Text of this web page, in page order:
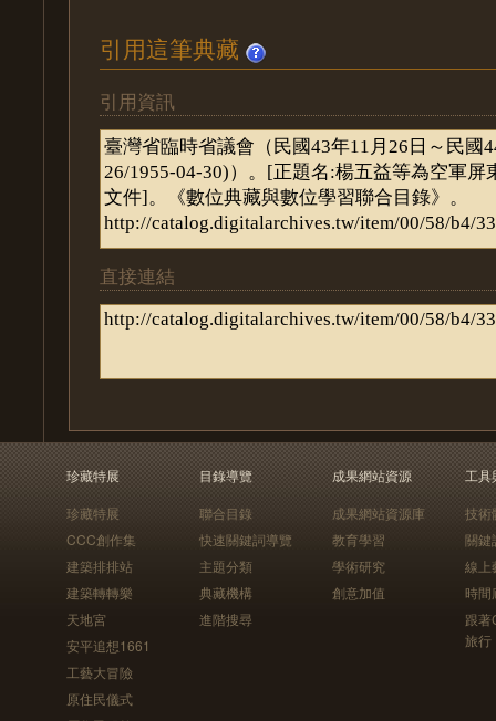
引用這筆典藏
引用資訊
直接連結
珍藏特展
珍藏特展
CCC創作集
建築排排站
建築轉轉樂
天地宮
安平追想1661
工藝大冒險
原住民儀式
目錄導覽
聯合目錄
快速關鍵詞導覽
主題分類
典藏機構
進階搜尋
成果網站資源
成果網站資源庫
教育學習
學術研究
創意加值
工具
技術
關鍵
線上
時間
跟
旅行